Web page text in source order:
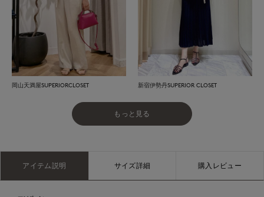
岡山天満屋SUPERIORCLOSET 新宿伊勢丹SUPERIOR CLOSET
もっと見る
アイテム説明 サイズ詳細 購入レビュー